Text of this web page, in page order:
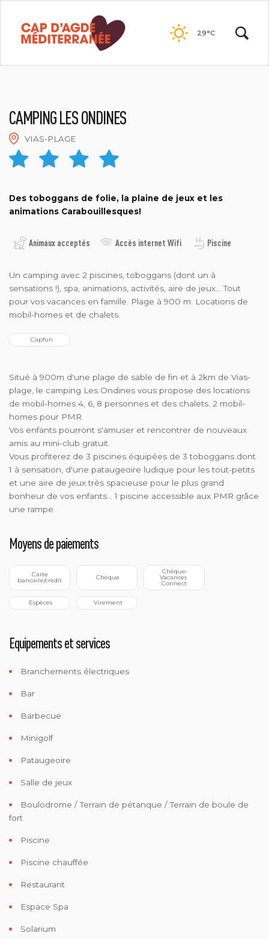
contenu
29°C
CAMPING LES ONDINES
VIAS-PLAGE
LES ONDINES
Des toboggans de folie, la plaine de jeux et les
animations Carabouillesques!
Animaux acceptés Accès internet Wifi Piscine
Un camping avec 2 piscines, toboggans (dont un à
sensations !), spa, animations, activités, aire de jeux… Tout
pour vos vacances en famille. Plage à 900 m. Locations de
mobil-homes et de chalets.
  Capfun
Situé à 900m d'une plage de sable de fin et à 2km de Vias-
plage, le camping Les Ondines vous propose des locations
de mobil-homes 4, 6, 8 personnes et des chalets. 2 mobil-
homes pour PMR.
Vos enfants pourront s'amuser et rencontrer de nouveaux
amis au mini-club gratuit.
Vous profiterez de 3 piscines équipées de 3 toboggans dont
1 à sensation, d'une pataugeoire ludique pour les tout-petits
et une aire de jeux très spacieuse pour le plus grand
bonheur de vos enfants... 1 piscine accessible aux PMR grâce
une rampe.
Moyens de paiements
bancaire/crédit Chèque Vacances
Connect
Espèces Virement
Equipements et services
Branchements électriques
Bar
Barbecue
Minigolf
Pataugeoire
Salle de jeux
Boulodrome / Terrain de pétanque / Terrain de boule de
fort
Piscine
Piscine chauffée
Restaurant
Espace Spa
Solarium